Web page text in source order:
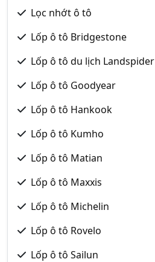
Lọc nhớt ô tô
Lốp ô tô Bridgestone
Lốp ô tô du lịch Landspider
Lốp ô tô Goodyear
Lốp ô tô Hankook
Lốp ô tô Kumho
Lốp ô tô Matian
Lốp ô tô Maxxis
Lốp ô tô Michelin
Lốp ô tô Rovelo
Lốp ô tô Sailun